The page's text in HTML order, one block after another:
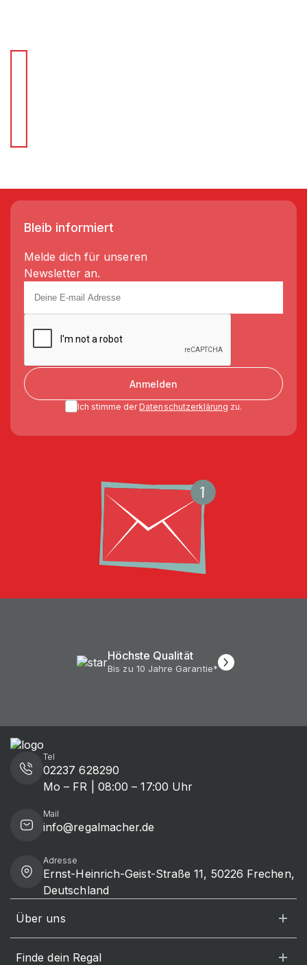
Bleib informiert
Melde dich für unseren
Newsletter an.
Anmelden
Ich stimme der Datenschutzerklärung zu.
Höchste Qualität
Bis zu 10 Jahre Garantie*
Tel
02237 628290
Mo – FR | 08:00 – 17:00 Uhr
Mail
info@regalmacher.de
Adresse
Ernst-Heinrich-Geist-Straße 11, 50226 Frechen,
Deutschland
Über uns
Finde dein Regal